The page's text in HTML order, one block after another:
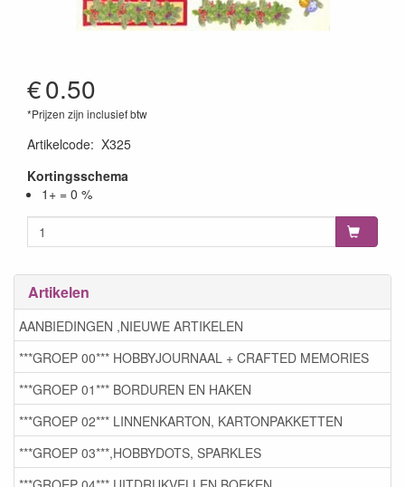
€0.50
*Prijzen zijn inclusief btw
Artikelcode: X325
Kortingsschema
1+ = 0 %
Artikelen
AANBIEDINGEN ,NIEUWE ARTIKELEN
***GROEP 00*** HOBBYJOURNAAL + CRAFTED MEMORIES
***GROEP 01*** BORDUREN EN HAKEN
***GROEP 02*** LINNENKARTON, KARTONPAKKETTEN
***GROEP 03***,HOBBYDOTS, SPARKLES